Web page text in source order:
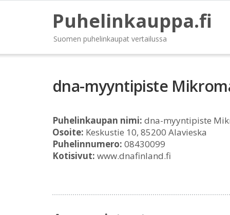
Puhelinkauppa.fi
Suomen puhelinkaupat vertailussa
dna-myyntipiste
Puhelinkaupan nimi: dna-myyntipiste
Osoite: Keskustie 10, 85200 Alavieska
Puhelinnumero: 08430099
Kotisivut: www.dnafinland.fi